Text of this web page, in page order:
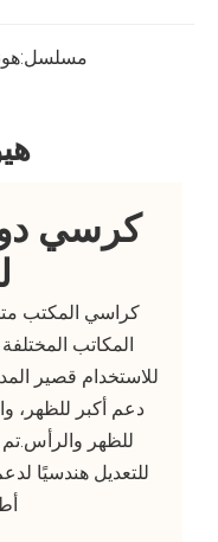
مسلسل:
كرسي
كراسي المكتب
المكاتب
للاستخدام قصير
دعم أكبر للظهر،
للظهر
للتعديل هندسيًا